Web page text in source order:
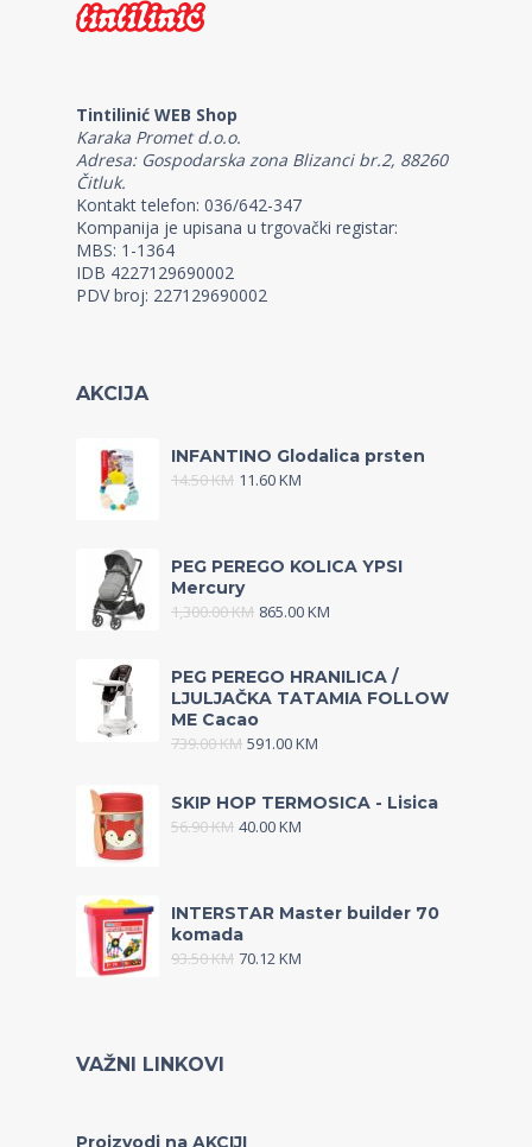
Tintilinić WEB Shop
Karaka Promet d.o.o.
Adresa: Gospodarska zona Blizanci br.2, 88260
Čitluk.
Kontakt telefon: 036/642-347
Kompanija je upisana u trgovački registar:
MBS: 1-1364
IDB 4227129690002
PDV broj: 227129690002
AKCIJA
INFANTINO Glodalica prsten
14.50KM 11.60KM
PEG PEREGO KOLICA YPSI
Mercury
1,300.00KM 865.00KM
PEG PEREGO HRANILICA /
LJULJAČKA TATAMIA FOLLOW
ME Cacao
739.00KM 591.00KM
SKIP HOP TERMOSICA - Lisica
56.90KM 40.00KM
INTERSTAR Master builder 70
komada
93.50KM 70.12KM
VAŽNI LINKOVI
Proizvodi na AKCIJI